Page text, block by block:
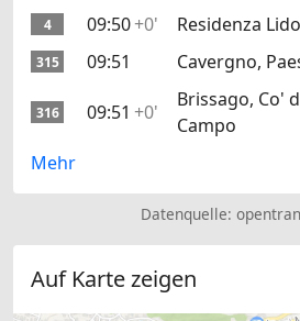
4 09:50+0' Residenza Lido
315 09:51 Cavergno,
316 09:51 +0'
Brissago, Co'
Campo
Mehr
Datenquelle:
Auf Karte zeigen